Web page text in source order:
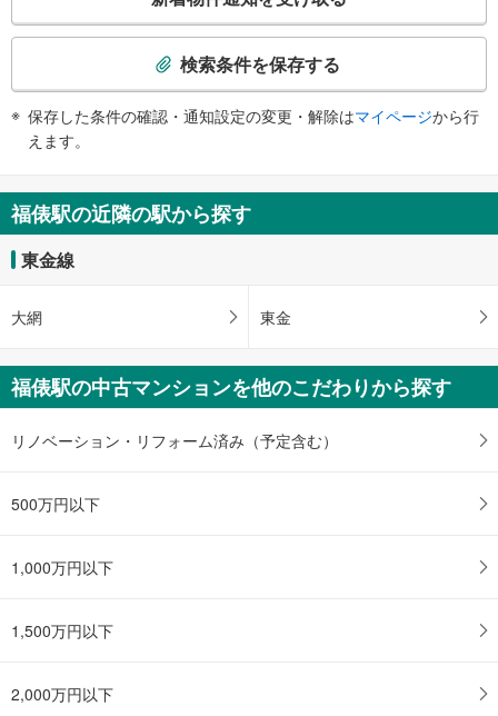
検
を
受
け
取
・
件
を
イ
ー
保
る
検索条件を保存する
保存した条件の確認・通知設定の変更・解除はマイページから行
えます。
福俵駅の近隣の駅から探す
東金線
大網 東金
福俵駅の中古マンションを他のこだわりから探す
リノベーション・リフォーム済み（予定含む）
500万円以下
1,000万円以下
1,500万円以下
2,000万円以下